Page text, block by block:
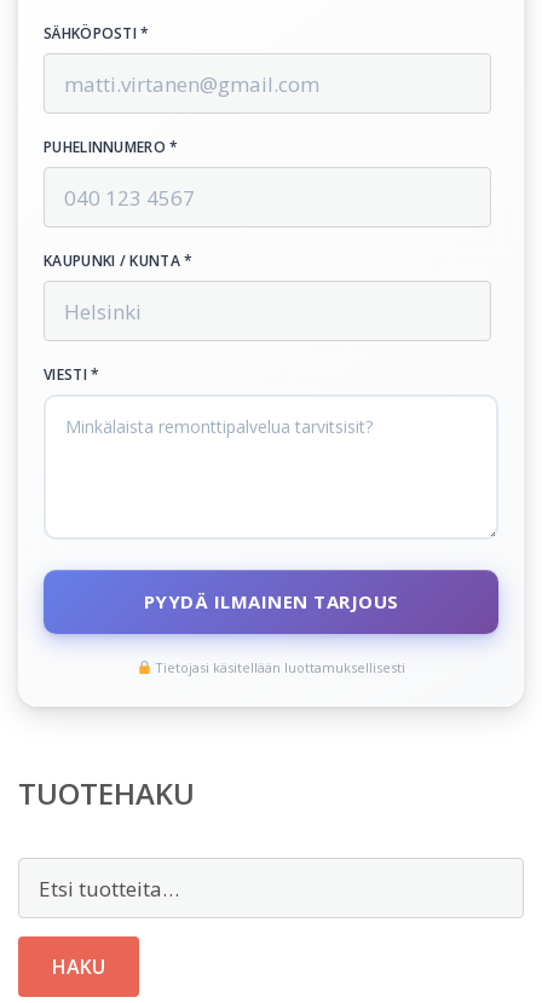
SÄHKÖPOSTI *
PUHELINNUMERO *
KAUPUNKI / KUNTA *
VIESTI *
PYYDÄ ILMAINEN TARJOUS
Tietojasi käsitellään luottamuksellisesti
TUOTEHAKU
HAKU